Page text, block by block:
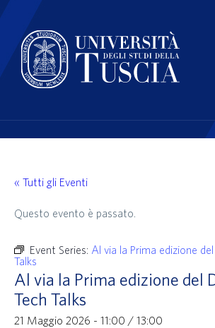
« Tutti gli Eventi
Questo evento è passato.
Event Series: Al via la Prima edizione
Talks
Al via la Prima edizione del
Tech Talks
21 Maggio 2026 - 11:00 / 13:00